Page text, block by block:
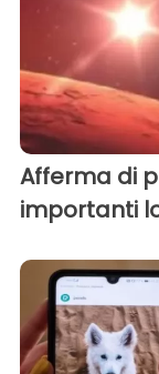
Afferma di
importanti